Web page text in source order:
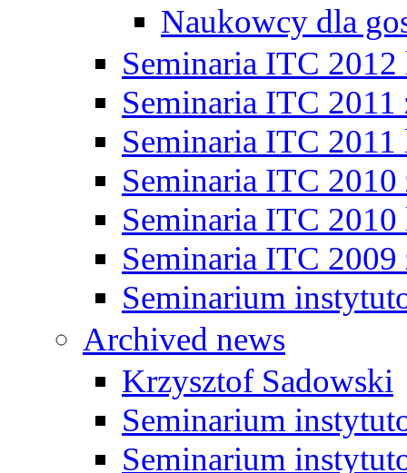
Naukowcy dla
Seminaria ITC 2012
Seminaria ITC 2011
Seminaria ITC 2011
Seminaria ITC 2010
Seminaria ITC 2010
Seminaria ITC 2009
Seminarium
Archived news
Krzysztof Sadowski
Seminarium
Seminarium